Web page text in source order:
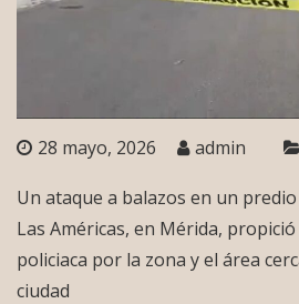
28 mayo, 2026 admin
Un ataque a balazos en un
Las Américas, en Mérida,
policiaca por la zona y el área
ciudad